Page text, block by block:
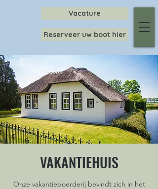
Reserveer uw boot hier
Vacature
VAKANTIEHUIS
Onze vakantieboerderij bevindt zich in het